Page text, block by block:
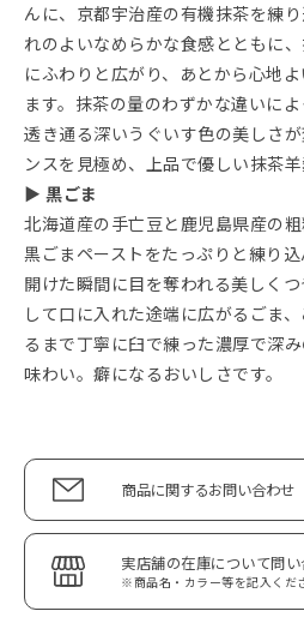
んに、京都宇治産の有機抹茶を練
れのよいなめらかな食感とともに
にふわりと広がり、あとから心地
ます。抹茶の量のわずかな違いによ
透き通る深いうぐいす色の美しさ
ンスを見極め、上品で優しい抹茶羊
▶ 黒ごま
北海道産の手亡豆と鹿児島県産の
黒ごまペーストをたっぷりと練り
開けた瞬間に目を奪われる美しく
して口に入れた途端に広がるごま
るまで丁寧に臼で練った濃厚で深
味わい。癖になるおいしさです。
商品に関するお問い合わせ
実店舗の在庫について問
※商品名・カラー等を記入くだ